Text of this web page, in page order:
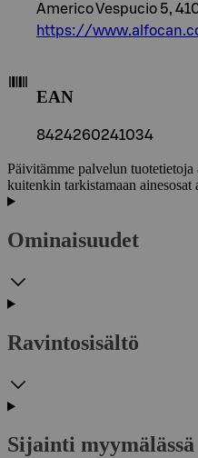
Americo Vespucio 5,
https://
EAN
8424260241034
Päivitämme palvelun
kuitenkin tarkistamaan
Ominaisuudet
Ravintosisältö
Sijainti myymälässä